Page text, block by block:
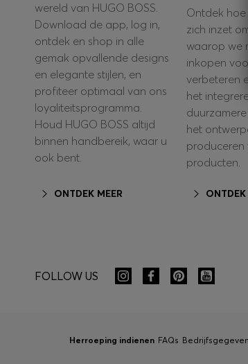
wereld van HUGO BOSS.
Download de app, log in,
ontdek en shop in alle
gemak opvallende designs
en elegante stijlen, en
profiteer optimaal van ons
loyaliteitsprogramma.
Houd HUGO BOSS altijd
binnen handbereik, waar u
ook bent.
ONTDEK MEER
Ontdek hoe
zich inzet
waarop we
inkopen
verbeteren
het
het
produceren
producten.
ONTDEK
FOLLOW US
Herroeping indienen FAQs